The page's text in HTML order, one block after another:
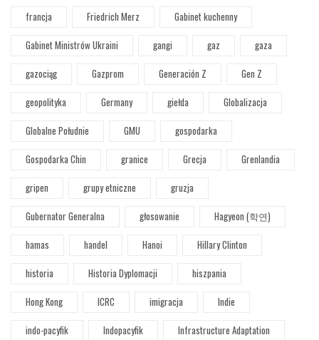
francja
Friedrich Merz
Gabinet kuchenny
Gabinet Ministrów Ukraini
gangi gaz
gaza
gazociąg
Gazprom Generación Z
Gen Z
geopolityka
Germany giełda
Globalizacja
Globalne Południe
GMU
gospodarka
Gospodarka Chin
granice Grecja
Grenlandia
gripen
grupy etniczne
gruzja
Gubernator Generalna
głosowanie
Hagyeon (학연)
hamas
handel Hanoi
Hillary Clinton
historia
Historia Dyplomacji
hiszpania
Hong Kong
ICRC imigracja
Indie
indo-pacyfik
Indopacyfik
Infrastructure Adaptation